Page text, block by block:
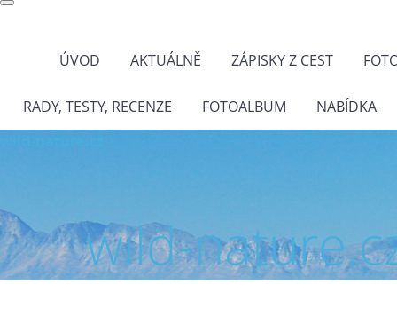
ÚVOD AKTUÁLNĚ ZÁPISKY Z CEST
RADY, TESTY, RECENZE FOTOALBUM NABÍDKA
wild-